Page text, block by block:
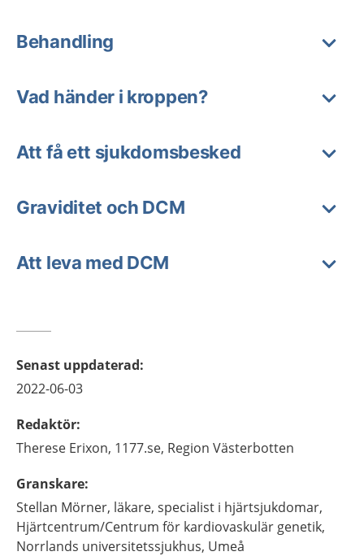
Behandling
Vad händer i kroppen?
Att få ett sjukdomsbesked
Graviditet och DCM
Att leva med DCM
Senast uppdaterad:
2022-06-03
Redaktör:
Therese Erixon, 1177.se, Region Västerbotten
Granskare:
Stellan Mörner, läkare, specialist i hjärtsjukdomar,
Hjärtcentrum/Centrum för kardiovaskulär genetik,
Norrlands universitetssjukhus, Umeå